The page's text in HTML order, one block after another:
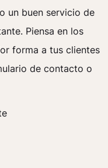
un buen servicio de
Piensa en los
forma a tus clientes
de contacto o